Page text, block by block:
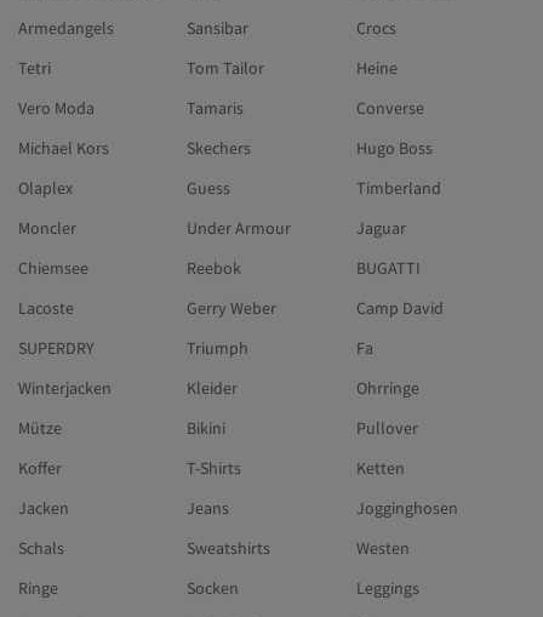
Armedangels
Sansibar
Crocs
Tetri
Tom Tailor
Heine
Vero Moda
Tamaris
Converse
Michael Kors
Skechers
Hugo Boss
Olaplex
Guess
Timberland
Moncler
Under Armour
Jaguar
Chiemsee
Reebok
BUGATTI
Lacoste
Gerry Weber
Camp David
SUPERDRY
Triumph
Fa
Winterjacken
Kleider
Ohrringe
Mütze
Bikini
Pullover
Koffer
T-Shirts
Ketten
Jacken
Jeans
Jogginghosen
Schals
Sweatshirts
Westen
Ringe
Socken
Leggings